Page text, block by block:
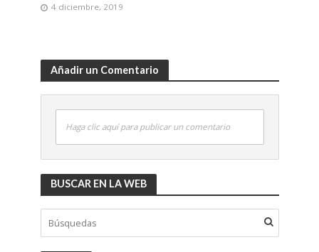
4 diciembre, 2019
Añadir un Comentario
Haga clic aquí para publicar un comentario
BUSCAR EN LA WEB